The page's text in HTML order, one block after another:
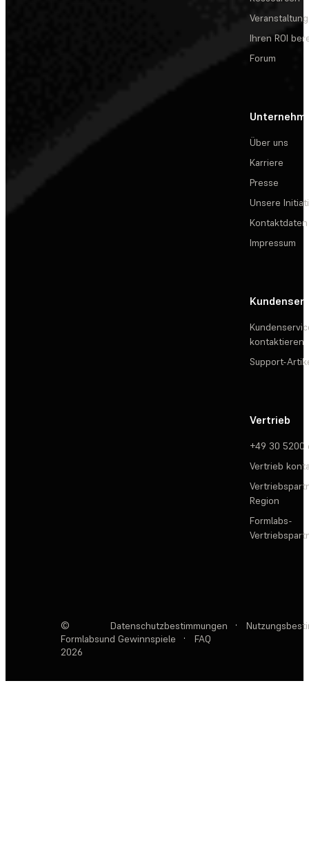
Ihren ROI
Forum
Über uns
Karriere
Presse
Unsere
Kontaktdaten
Impressum
kontaktieren
Support-
Vertrieb
+49 30 5200
Vertrieb
Region
Formlabs-
©
Formlabs
2026
Datenschutzbestimmungen ·
und Gewinnspiele
· FAQ